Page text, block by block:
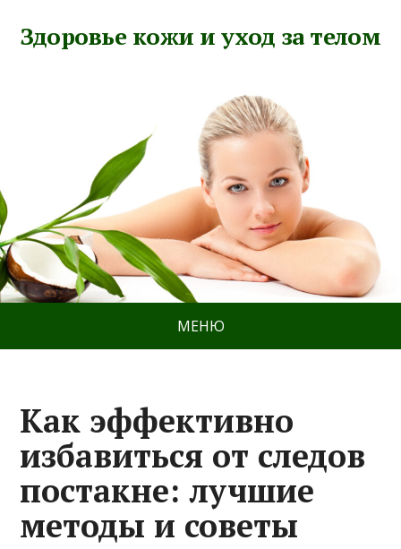
Здоровье кожи и уход за телом
МЕНЮ
Как эффективно
избавиться от следов
постакне: лучшие
методы и советы